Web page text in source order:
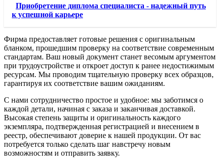
Приобретение диплома специалиста - надежный путь
к успешной карьере
Фирма предоставляет готовые решения с оригинальным
бланком, прошедшим проверку на соответствие современным
стандартам. Ваш новый документ станет весомым аргументом
при трудоустройстве и откроет доступ к ранее недостижимым
ресурсам. Мы проводим тщательную проверку всех образцов,
гарантируя их соответствие вашим ожиданиям.
С нами сотрудничество простое и удобное: мы заботимся о
каждой детали, начиная с заказа и заканчивая доставкой.
Высокая степень защиты и оригинальность каждого
экземпляра, подтвержденная регистрацией и внесением в
реестр, обеспечивают доверие к нашей продукции. От вас
потребуется только сделать шаг навстречу новым
возможностям и отправить заявку.